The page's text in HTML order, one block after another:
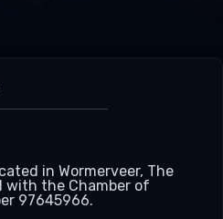
in Wormerveer, The
with the Chamber of
97645966.